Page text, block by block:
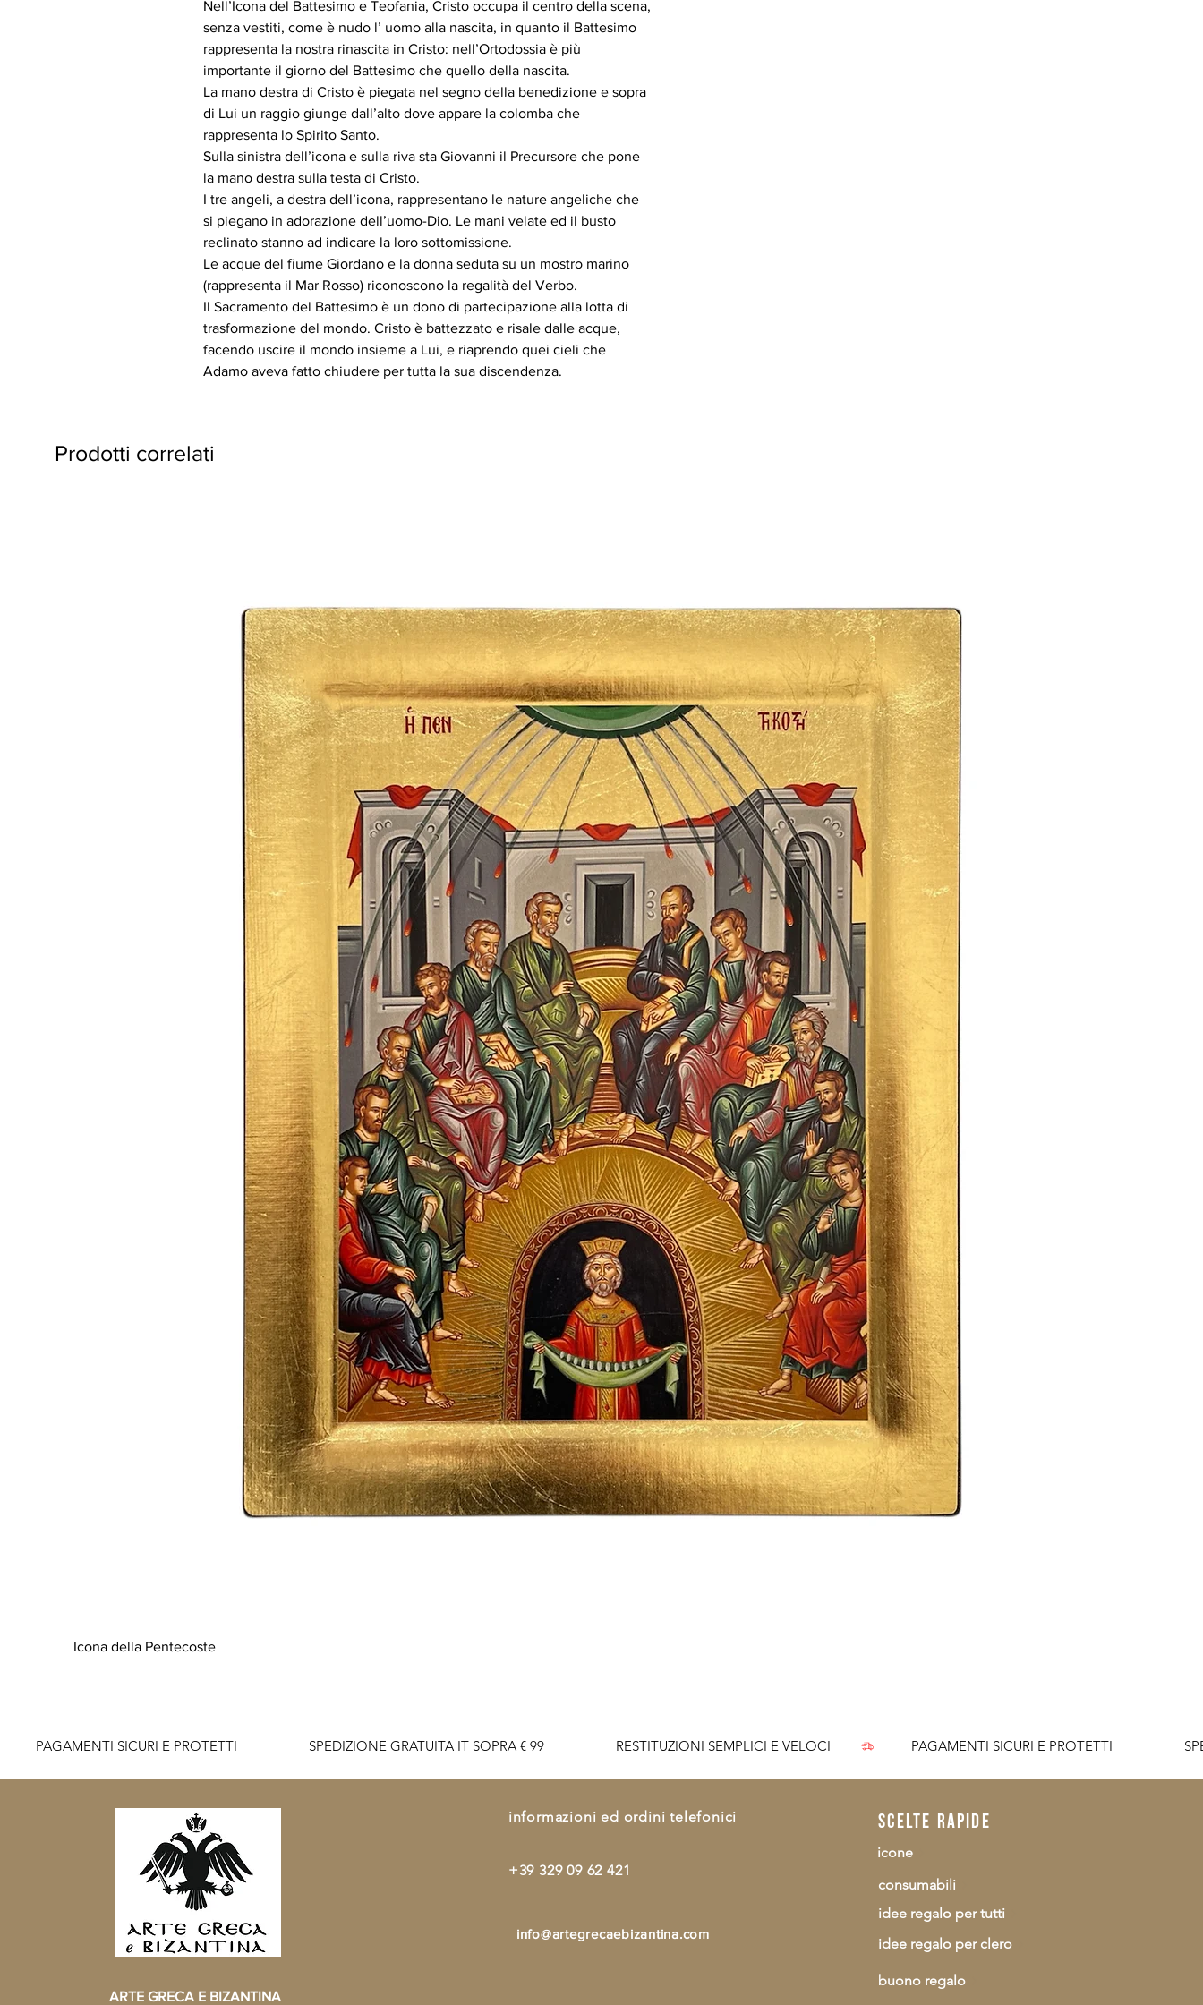
Nell’Icona del Battesimo e Teofania, Cristo occupa il centro della scena,
senza vestiti, come è nudo l’ uomo alla nascita, in quanto il Battesimo
rappresenta la nostra rinascita in Cristo: nell’Ortodossia è più
importante il giorno del Battesimo che quello della nascita.
La mano destra di Cristo è piegata nel segno della benedizione e sopra
di Lui un raggio giunge dall’alto dove appare la colomba che
rappresenta lo Spirito Santo.
Sulla sinistra dell’icona e sulla riva sta Giovanni il Precursore che pone
la mano destra sulla testa di Cristo.
I tre angeli, a destra dell’icona, rappresentano le nature angeliche che
si piegano in adorazione dell’uomo-Dio. Le mani velate ed il busto
reclinato stanno ad indicare la loro sottomissione.
Le acque del fiume Giordano e la donna seduta su un mostro marino
(rappresenta il Mar Rosso) riconoscono la regalità del Verbo.
Il Sacramento del Battesimo è un dono di partecipazione alla lotta di
trasformazione del mondo. Cristo è battezzato e risale dalle acque,
facendo uscire il mondo insieme a Lui, e riaprendo quei cieli che
Adamo aveva fatto chiudere per tutta la sua discendenza.
Prodotti correlati
Icona della Pentecoste
          PAGAMENTI SICURI E PROTETTI                    SPEDIZIONE GRATUITA IT SOPRA € 99                    RESTITUZIONI SEMPLICI E VELOCI
ARTE GRECA E BIZANTINA
informazioni ed ordini telefonici
+39 329 09 62 421
info@artegrecaebizantina.com
scelte rapide
icone
consumabili
idee regalo per tutti
idee regalo per clero
buono regalo